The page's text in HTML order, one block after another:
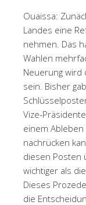
Ouaissa:
Landes eine
nehmen. Das
Wahlen
Neuerung wird
sein. Bisher
Vize-
einem
nachrücken
diesen Posten
wichtiger als
Dieses
die